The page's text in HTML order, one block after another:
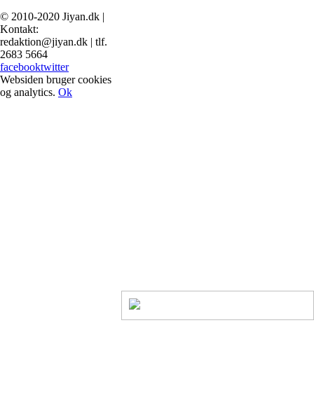
© 2010-2020 Jiyan.dk |
Kontakt:
redaktion@jiyan.dk | tlf.
2683 5664
facebooktwitter
Websiden bruger cookies
og analytics. Ok